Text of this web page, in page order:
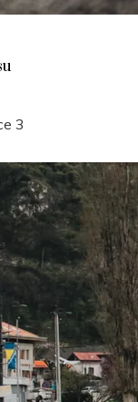
3